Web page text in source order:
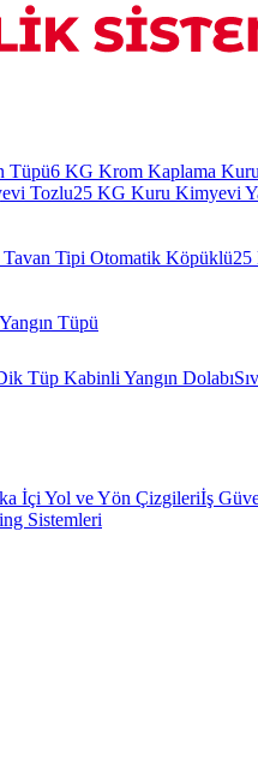
Tüpü6 KG Krom Kaplama
Tozlu25 KG Kuru Kimyevi
Tipi Otomatik Köpüklü25
Tüpü
Tüp Kabinli Yangın Dolabı
İçi Yol ve Yön Çizgileriİş
Sistemleri